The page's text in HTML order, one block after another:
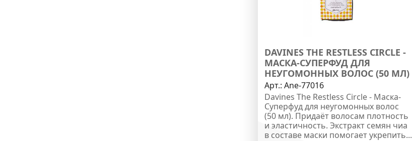
DAVINES THE RESTLESS CIRCLE -
МАСКА-СУПЕРФУД ДЛЯ
НЕУГОМОННЫХ ВОЛОС (50 МЛ)
Арт.:Ane-77016
Davines The Restless Circle - Маска-
Суперфуд для неугомонных волос
(50 мл). Придаёт волосам плотность
и эластичность. Экстракт семян чиа
в составе маски помогает укрепить...